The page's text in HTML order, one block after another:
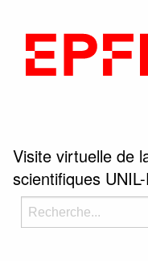
Visite virtuelle de
scientifiques